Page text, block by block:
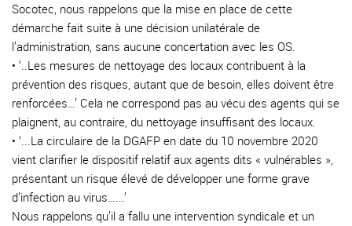
Socotec, nous rappelons que la mise en place de cette
démarche fait suite à une décision unilatérale de
l’administration, sans aucune concertation avec les OS.
• ‘..Les mesures de nettoyage des locaux contribuent à la
prévention des risques, autant que de besoin, elles doivent être
renforcées…’ Cela ne correspond pas au vécu des agents qui se
plaignent, au contraire, du nettoyage insuffisant des locaux.
• ‘...La circulaire de la DGAFP en date du 10 novembre 2020
vient clarifier le dispositif relatif aux agents dits « vulnérables »,
présentant un risque élevé de développer une forme grave
d’infection au virus…...’
Nous rappelons qu’il a fallu une intervention syndicale et un